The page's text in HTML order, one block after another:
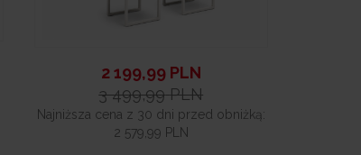
2 199,99 PLN
3 499,99 PLN
Najniższa cena z 30 dni przed obniżką:
2 579,99 PLN